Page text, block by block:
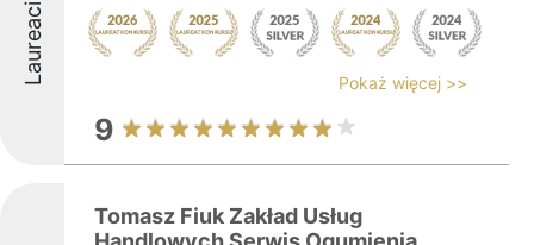
Laureaci Pokaż więcej >>
9
Tomasz Fiuk Zakład Usług